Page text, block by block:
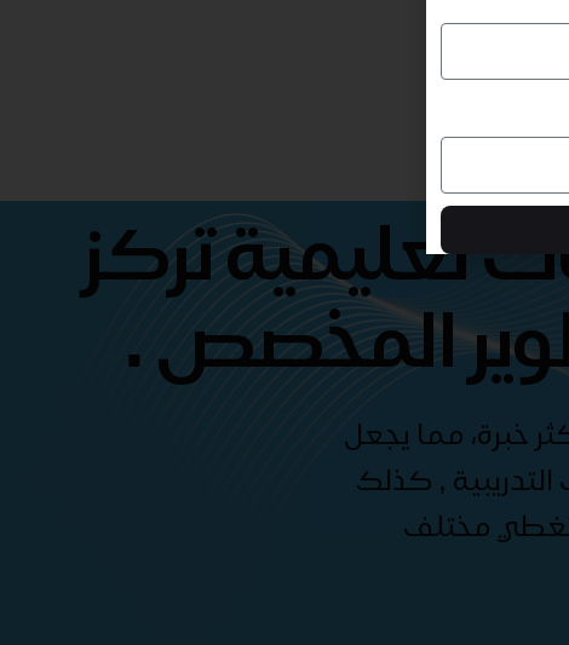
تعليمية تركز
المخصص .
خبرة، مما يجعل
, كذلك
تغطي مختلف